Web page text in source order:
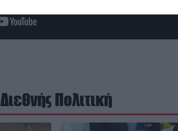
Διεθνής Πολιτική